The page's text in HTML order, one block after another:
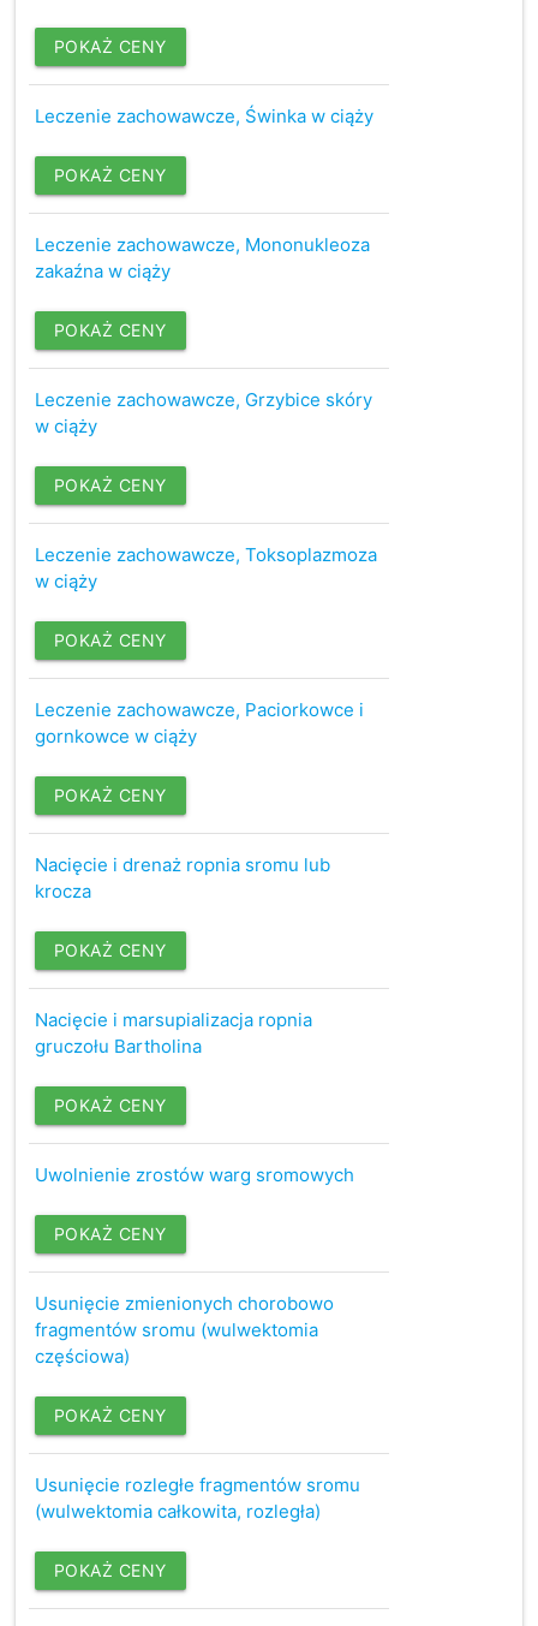
POKAŻ CENY
Leczenie zachowawcze, Świnka w ciąży
POKAŻ CENY
Leczenie zachowawcze, Mononukleoza
zakaźna w ciąży
POKAŻ CENY
Leczenie zachowawcze, Grzybice skóry
w ciąży
POKAŻ CENY
Leczenie zachowawcze, Toksoplazmoza
w ciąży
POKAŻ CENY
Leczenie zachowawcze, Paciorkowce i
gornkowce w ciąży
POKAŻ CENY
Nacięcie i drenaż ropnia sromu lub
krocza
POKAŻ CENY
Nacięcie i marsupializacja ropnia
gruczołu Bartholina
POKAŻ CENY
Uwolnienie zrostów warg sromowych
POKAŻ CENY
Usunięcie zmienionych chorobowo
fragmentów sromu (wulwektomia
częściowa)
POKAŻ CENY
Usunięcie rozległe fragmentów sromu
(wulwektomia całkowita, rozległa)
POKAŻ CENY